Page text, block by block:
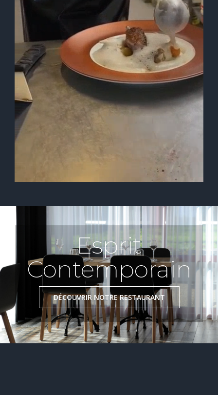
Esprit
Contemporain
DÉCOUVRIR NOTRE RESTAURANT